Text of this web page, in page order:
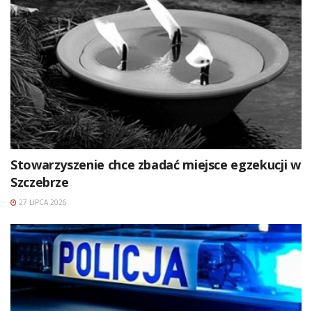
Stowarzyszenie chce zbadać miejsce egzekucji w
Szczebrze
27 LIPCA 2026